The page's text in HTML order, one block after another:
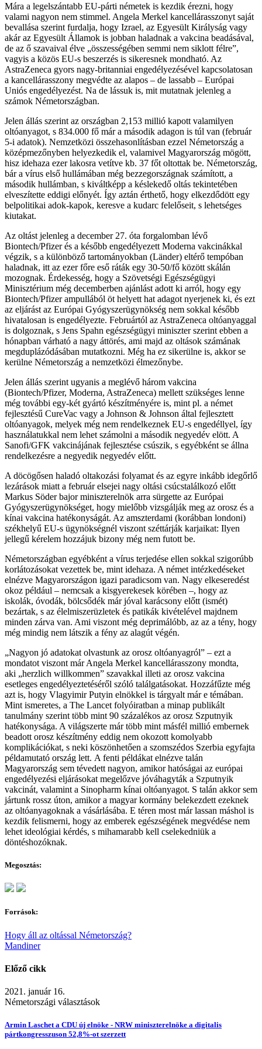
Mára a legelszántabb EU-párti németek is kezdik érezni, hogy
valami nagyon nem stimmel. Angela Merkel kancellárasszonyt saját
bevallása szerint furdalja, hogy Izrael, az Egyesült Királyság vagy
akár az Egyesült Államok is jobban haladnak a vakcina beadásával,
de az ő szavaival élve „összességében semmi nem siklott félre”,
vagyis a közös EU-s beszerzés is sikeresnek mondható. Az
AstraZeneca gyors nagy-britanniai engedélyezésével kapcsolatosan
a kancellárasszony megvédte az alapos – de lassabb – Európai
Uniós engedélyezést. Na de lássuk is, mit mutatnak jelenleg a
számok Németországban.
Jelen állás szerint az országban 2,153 millió kapott valamilyen
oltóanyagot, s 834.000 fő már a második adagon is túl van (február
5-i adatok). Nemzetközi összehasonlításban ezzel Németország a
középmezőnyben helyezkedik el, valamivel Magyarország mögött,
hisz idehaza ezer lakosra vetítve kb. 37 főt oltottak be. Németország,
bár a vírus első hullámában még bezzegországnak számított, a
második hullámban, s kiváltképp a késlekedő oltás tekintetében
elveszítette eddigi előnyét. Így aztán érthető, hogy elkezdődött egy
belpolitikai adok-kapok, keresve a kudarc felelőseit, s lehetséges
kiutakat.
Az oltást jelenleg a december 27. óta forgalomban lévő
Biontech/Pfizer és a később engedélyezett Moderna vakcinákkal
végzik, s a különböző tartományokban (Länder) eltérő tempóban
haladnak, itt az ezer főre eső ráták egy 30-50/fő között skálán
mozognak. Érdekesség, hogy a Szövetségi Egészségügyi
Minisztérium még decemberben ajánlást adott ki arról, hogy egy
Biontech/Pfizer ampullából öt helyett hat adagot nyerjenek ki, és ezt
az eljárást az Európai Gyógyszerügynökség nem sokkal később
hivatalosan is engedélyezte. Februártól az AstraZeneca oltóanyaggal
is dolgoznak, s Jens Spahn egészségügyi miniszter szerint ebben a
hónapban várható a nagy áttörés, ami majd az oltások számának
megduplázódásában mutatkozni. Még ha ez sikerülne is, akkor se
kerülne Németország a nemzetközi élmezőnybe.
Jelen állás szerint ugyanis a meglévő három vakcina
(Biontech/Pfizer, Moderna, AstraZeneca) mellett szükséges lenne
még további egy-két gyártó készítményére is, mint pl. a német
fejlesztésű CureVac vagy a Johnson & Johnson által fejlesztett
oltóanyagok, melyek még nem rendelkeznek EU-s engedéllyel, így
használatukkal nem lehet számolni a második negyedév elött. A
Sanofi/GFK vakcinájának fejlesztése csúszik, s egyébként se állna
rendelkezésre a negyedik negyedév előtt.
A döcögősen haladó oltakozási folyamat és az egyre inkább idegőrlő
lezárások miatt a február elsejei nagy oltási csúcstalálkozó előtt
Markus Söder bajor miniszterelnök arra sürgette az Európai
Gyógyszerügynökséget, hogy mielőbb vizsgálják meg az orosz és a
kínai vakcina hatékonyságát. Az amszterdami (korábban londoni)
székhelyű EU-s ügynökségnél viszont széttárják karjaikat: Ilyen
jellegű kérelem hozzájuk bizony még nem futott be.
Németországban egyébként a vírus terjedése ellen sokkal szigorúbb
korlátozásokat vezettek be, mint idehaza. A német intézkedéseket
elnézve Magyarországon igazi paradicsom van. Nagy elkeseredést
okoz például – nemcsak a kisgyerekesek körében –, hogy az
iskolák, óvodák, bölcsődék már jóval karácsony előtt (ismét)
bezártak, s az élelmiszerüzletek és patikák kivételével majdnem
minden zárva van. Ami viszont még deprimálóbb, az az a tény, hogy
még mindig nem látszik a fény az alagút végén.
„Nagyon jó adatokat olvastunk az orosz oltóanyagról” – ezt a
mondatot viszont már Angela Merkel kancellárasszony mondta,
aki „herzlich willkommen” szavakkal illeti az orosz vakcina
esetleges engedélyeztetéséről szóló találgatásokat. Hozzáfűzte még
azt is, hogy Vlagyimir Putyin elnökkel is tárgyalt már e témában.
Mint ismeretes, a The Lancet folyóiratban a minap publikált
tanulmány szerint több mint 90 százalékos az orosz Szputnyik
hatékonysága. A világszerte már több mint másfél millió embernek
beadott orosz készítmény eddig nem okozott komolyabb
komplikációkat, s neki köszönhetően a szomszédos Szerbia egyfajta
példamutató ország lett. A fenti példákat elnézve talán
Magyarország sem tévedett nagyon, amikor hatóságai az európai
engedélyezési eljárásokat megelőzve jóváhagyták a Szputnyik
vakcinát, valamint a Sinopharm kínai oltóanyagot. S talán akkor sem
jártunk rossz úton, amikor a magyar kormány belekezdett ezeknek
az oltóanyagoknak a vásárlásába. E téren most már lassan máshol is
kezdik felismerni, hogy az emberek egészségének megvédése nem
lehet ideológiai kérdés, s mihamarabb kell cselekedniük a
döntéshozóknak.
Megosztás:
Források:
Hogy áll az oltással Németország?
Mandiner
Előző cikk
2021. január 16.
Németországi választások
Armin Laschet a CDU új elnöke - NRW miniszterelnöke a digitalis
pártkongresszuson 52,8%-ot szerzett